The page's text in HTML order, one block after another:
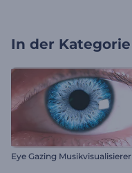
In der Kategorie
Eye Gazing Musikvisualisierer